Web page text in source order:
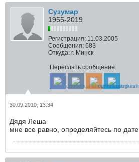
Сузумар
1955-2019
Регистрация: 11.03.2005
Сообщения: 683
Откуда: г. Минск
Переслать сообщение:
30.09.2010, 13:34
Дядя Леша
мне все равно, определяйтесь по дате.